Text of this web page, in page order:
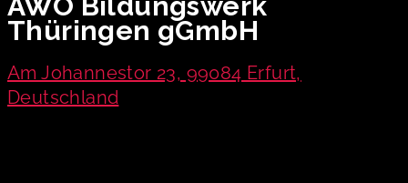
Thüringen gGmbH
Am Johannestor 23, 99084 Erfurt,
Deutschland